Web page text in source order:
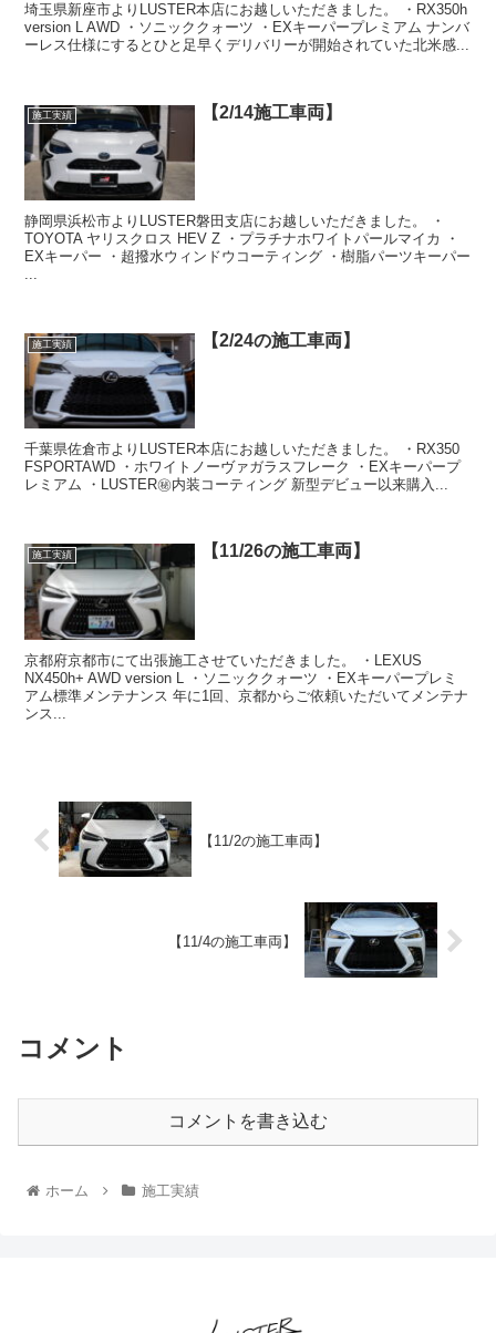
埼玉県新座市よりLUSTER本店にお越しいただきました。 ・RX350h
version L AWD ・ソニッククォーツ ・EXキーパープレミアム ナンバ
ーレス仕様にするとひと足早くデリバリーが開始されていた北米感...
施工実績 【2/14施工車両】
静岡県浜松市よりLUSTER磐田支店にお越しいただきました。 ・
TOYOTA ヤリスクロス HEV Z ・プラチナホワイトパールマイカ ・
EXキーパー ・超撥水ウィンドウコーティング ・樹脂パーツキーパー
施工実績 【2/24の施工車両】
千葉県佐倉市よりLUSTER本店にお越しいただきました。 ・RX350
FSPORTAWD ・ホワイトノーヴァガラスフレーク ・EXキーパープ
レミアム ・LUSTER㊙️内装コーティング 新型デビュー以来購入...
施工実績 【11/26の施工車両】
京都府京都市にて出張施工させていただきました。 ・LEXUS
NX450h+ AWD version L ・ソニッククォーツ ・EXキーパープレミ
アム標準メンテナンス 年に1回、京都からご依頼いただいてメンテナ
ンス...
【11/2の施工車両】
【11/4の施工車両】
コメント
コメントを書き込む
ホーム 施工実績